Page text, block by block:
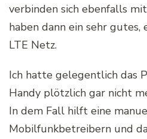
verbinden sich ebenfalls
haben dann ein sehr gutes,
LTE Netz.
Ich hatte gelegentlich das
Handy plötzlich gar nicht
In dem Fall hilft eine
Mobilfunkbetreibern und